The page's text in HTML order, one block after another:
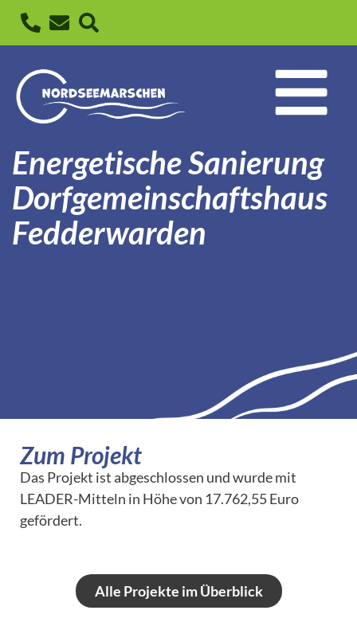
Energetische Sanierung
Dorfgemeinschaftshaus
Fedderwarden
Zum Projekt
Das Projekt ist abgeschlossen und wurde mit
LEADER-Mitteln in Höhe von 17.762,55 Euro
gefördert.
Alle Projekte im Überblick